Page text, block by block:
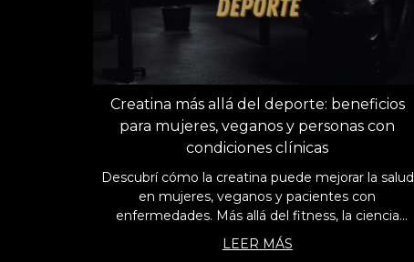
Creatina más allá del deporte: beneficios
para mujeres, veganos y personas con
condiciones clínicas
Descubrí cómo la creatina puede mejorar la salud
en mujeres, veganos y pacientes con
enfermedades. Más allá del fitness, la ciencia
respalda sus beneficios.
LEER MÁS